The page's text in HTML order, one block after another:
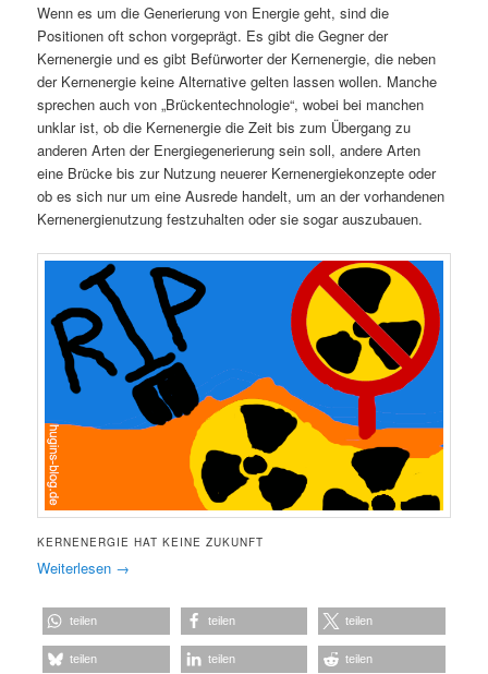
Wenn es um die Generierung von Energie geht, sind die
Positionen oft schon vorgeprägt. Es gibt die Gegner der
Kernenergie und es gibt Befürworter der Kernenergie, die neben
der Kernenergie keine Alternative gelten lassen wollen. Manche
sprechen auch von „Brückentechnologie“, wobei bei manchen
unklar ist, ob die Kernenergie die Zeit bis zum Übergang zu
anderen Arten der Energiegenerierung sein soll, andere Arten
eine Brücke bis zur Nutzung neuerer Kernenergiekonzepte oder
ob es sich nur um eine Ausrede handelt, um an der vorhandenen
Kernenergienutzung festzuhalten oder sie sogar auszubauen.
KERNENERGIE HAT KEINE ZUKUNFT
Weiterlesen →
teilen teilen teilen
teilen teilen teilen